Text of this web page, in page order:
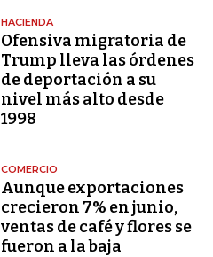
HACIENDA
Ofensiva migratoria de
Trump lleva las órdenes
de deportación a su
nivel más alto desde
1998
COMERCIO
Aunque exportaciones
crecieron 7% en junio,
ventas de café y flores se
fueron a la baja